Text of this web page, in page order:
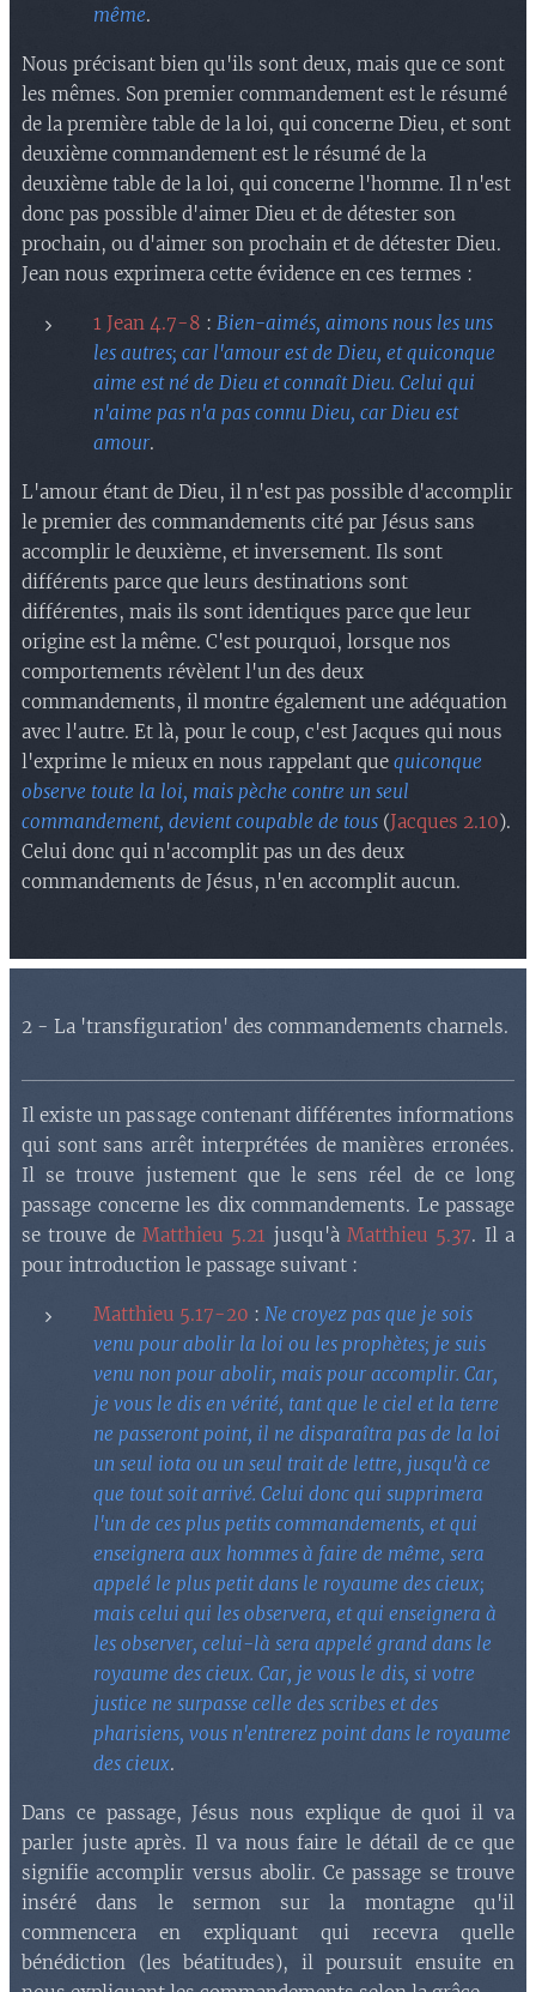
même.
Nous précisant bien qu'ils sont deux, mais que ce sont
les mêmes. Son premier commandement est le résumé
de la première table de la loi, qui concerne Dieu, et sont
deuxième commandement est le résumé de la
deuxième table de la loi, qui concerne l'homme. Il n'est
donc pas possible d'aimer Dieu et de détester son
prochain, ou d'aimer son prochain et de détester Dieu.
Jean nous exprimera cette évidence en ces termes :
1 Jean 4.7-8 : Bien-aimés, aimons nous les uns
les autres; car l'amour est de Dieu, et quiconque
aime est né de Dieu et connaît Dieu. Celui qui
n'aime pas n'a pas connu Dieu, car Dieu est
amour.
L'amour étant de Dieu, il n'est pas possible d'accomplir
le premier des commandements cité par Jésus sans
accomplir le deuxième, et inversement. Ils sont
différents parce que leurs destinations sont
différentes, mais ils sont identiques parce que leur
origine est la même. C'est pourquoi, lorsque nos
comportements révèlent l'un des deux
commandements, il montre également une adéquation
avec l'autre. Et là, pour le coup, c'est Jacques qui nous
l'exprime le mieux en nous rappelant que quiconque
observe toute la loi, mais pèche contre un seul
commandement, devient coupable de tous (Jacques 2.10).
Celui donc qui n'accomplit pas un des deux
commandements de Jésus, n'en accomplit aucun.
2 - La 'transfiguration' des commandements charnels.
Il existe un passage contenant différentes informations
qui sont sans arrêt interprétées de manières erronées.
Il se trouve justement que le sens réel de ce long
passage concerne les dix commandements. Le passage
se trouve de Matthieu 5.21 jusqu'àMatthieu 5.37. Il a
pour introduction le passage suivant :
Matthieu 5.17-20 : Ne croyez pas que je sois
venu pour abolir la loi ou les prophètes; je suis
venu non pour abolir, mais pour accomplir. Car,
je vous le dis en vérité, tant que le ciel et la terre
ne passeront point, il ne disparaîtra pas de la loi
un seul iota ou un seul trait de lettre, jusqu'à ce
que tout soit arrivé. Celui donc qui supprimera
l'un de ces plus petits commandements, et qui
enseignera aux hommes à faire de même, sera
appelé le plus petit dans le royaume des cieux;
mais celui qui les observera, et qui enseignera à
les observer, celui-là sera appelé grand dans le
royaume des cieux. Car, je vous le dis, si votre
justice ne surpasse celle des scribes et des
pharisiens, vous n'entrerez point dans le royaume
des cieux.
Dans ce passage, Jésus nous explique de quoi il va
parler juste après. Il va nous faire le détail de ce que
signifie accomplir versus abolir. Ce passage se trouve
inséré dans le sermon sur la montagne qu'il
commencera en expliquant qui recevra quelle
bénédiction (les béatitudes), il poursuit ensuite en